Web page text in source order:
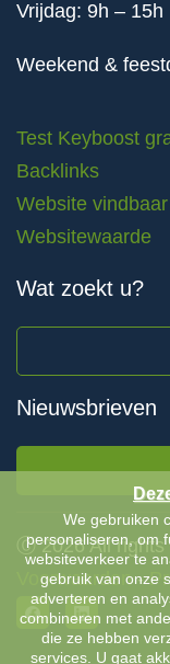
Vrijdag: 9h – 15h
Weekend &
Test Keyboost
Backlinks
Website
Websitewaarde
Wat zoekt u?
Nieuwsbrieven
Ⓒ 2026 All rights
Voorwaarden-
We gebruiken
personaliseren, om
websiteverkeer te
gebruik van onze
adverteren en
combineren met
die ze hebben
services. U gaat